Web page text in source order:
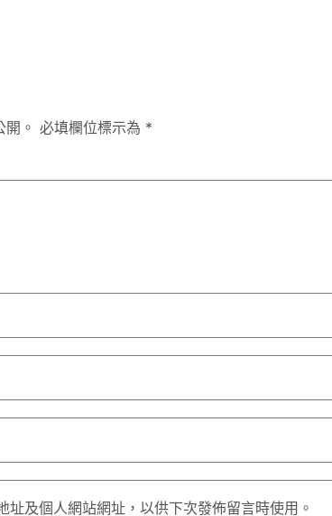
。 必填欄位標示為 *
址及個人網站網址，以供下次發佈留言時使用。